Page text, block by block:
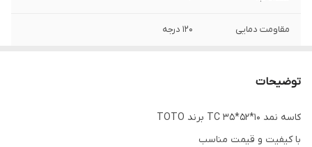
مقاومت دمایی 120 درجه
توضیحات
کاسه نمد 10*52*35 TC برند TOTO
با کیفیت و قیمت مناسب